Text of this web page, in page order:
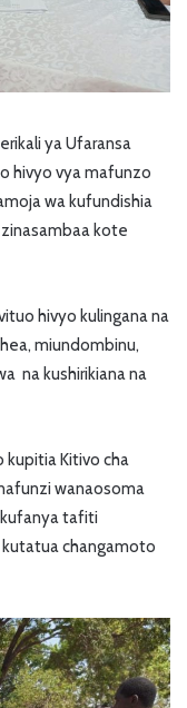
ya Ufaransa
hivyo vya mafunzo
wa kufundishia
kote
hivyo kulingana na
miundombinu,
na kushirikiana na
kupitia Kitivo cha
wanaosoma
tafiti
changamoto